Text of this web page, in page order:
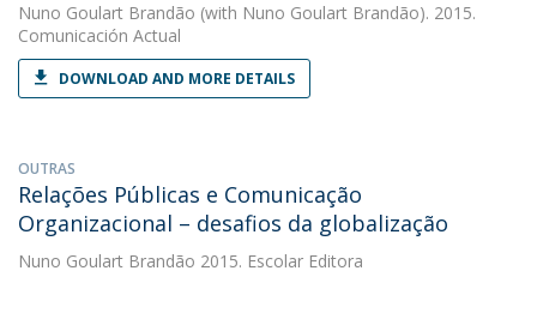
Nuno Goulart Brandão (with Nuno Goulart Brandão). 2015.
Comunicación Actual
DOWNLOAD AND MORE DETAILS
OUTRAS
Relações Públicas e Comunicação
Organizacional – desafios da globalização
Nuno Goulart Brandão 2015. Escolar Editora